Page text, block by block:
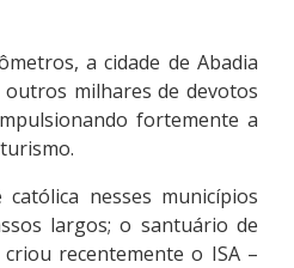
a cidade de Abadia
milhares de devotos
fortemente a
nesses municípios
largos; o santuário de
recentemente o ISA –